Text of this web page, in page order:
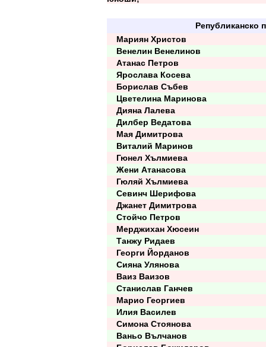
Републиканско
Мариян Христов
Венелин Венелинов
Атанас Петров
Ярослава Косева
Борислав Събев
Цветелина Маринова
Дияна Лалева
Дилбер Ведатова
Мая Димитрова
Виталий Маринов
Гюнел Хълмиева
Жени Атанасова
Гюляй Хълмиева
Севинч Шерифова
Джанет Димитрова
Стойчо Петров
Мерджихан Хюсеин
Танжу Ридаев
Георги Йорданов
Сияна Улянова
Ваиз Ваизов
Станислав Ганчев
Марио Георгиев
Илия Василев
Симона Стоянова
Ваньо Вълчанов